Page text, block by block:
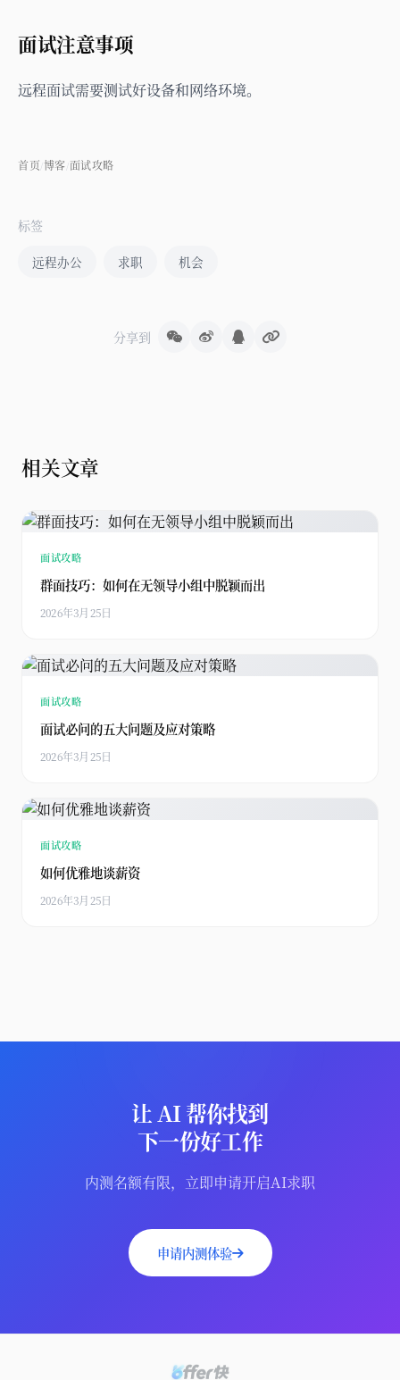
面试注意事项
远程面试需要测试好设备和网络环境。
首页 博客 面试攻略
标签
远程办公 求职 机会
分享到
相关文章
面试攻略
群面技巧：如何在无领导小组中脱颖而出
2026年3月25日
面试攻略
面试必问的五大问题及应对策略
2026年3月25日
面试攻略
如何优雅地谈薪资
2026年3月25日
让 AI 帮你找到
下一份好工作
内测名额有限，立即申请开启AI求职
申请内测体验